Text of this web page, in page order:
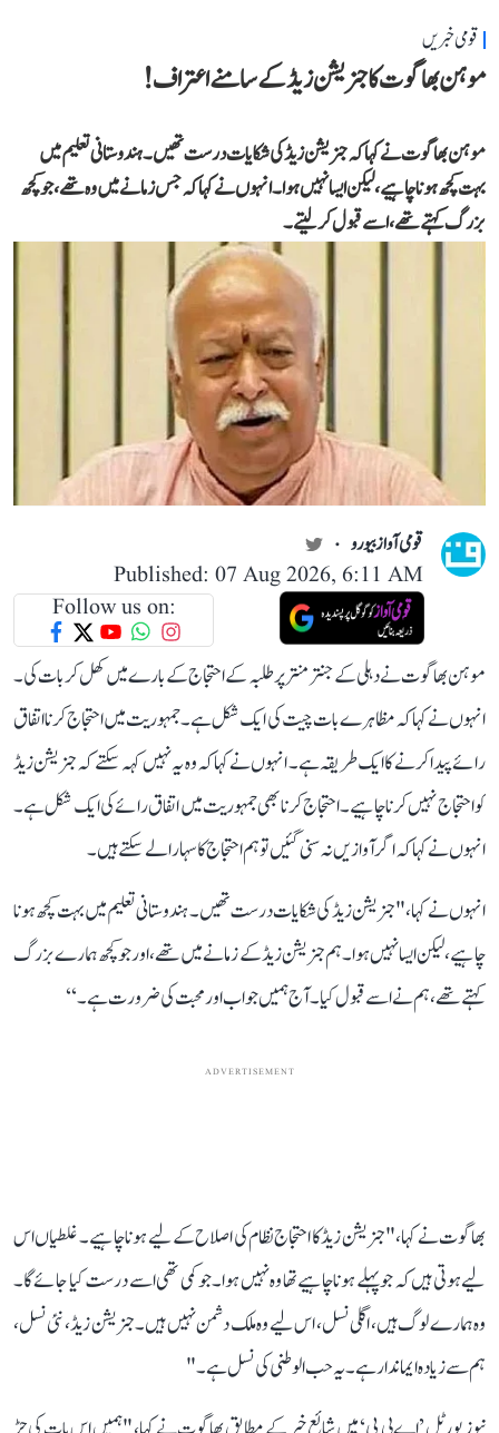
قومی خبریں
موہن بھاگوت کا جنریشن زیڈ کے سامنے اعتراف!
موہن بھاگوت نے کہاکہ جنریشن زیڈ کی شکایات درست تھیں۔ ہندوستانی تعلیم میں
بہت کچھ ہونا چاہیے، لیکن ایسا نہیں ہوا۔انہوں نے کہا کہ جس زمانے میں وہ تھے،جو کچھ
بزرگ کہتے تھے، اسے قبول کر لیتے۔
قومی آواز بیورو
Published: 07 Aug 2026, 6:11 AM
Follow us on:
موہن بھاگوت نے دہلی کے جنتر منتر پر طلبہ کے احتجاج کے بارے میں کھل کر بات کی۔
انہوں نے کہا کہ مظاہرے بات چیت کی ایک شکل ہے۔ جمہوریت میں احتجاج کرنا اتفاق
رائے پیدا کرنے کا ایک طریقہ ہے۔ انہوں نے کہا کہ وہ یہ نہیں کہہ سکتے کہ جنریشن زیڈ
کو احتجاج نہیں کرنا چاہیے۔احتجاج کرنا بھی جمہوریت میں اتفاق رائے کی ایک شکل ہے۔
انہو ں نے کہا کہ اگر آوازیں نہ سنی گئیں تو ہم احتجاج کا سہارا لے سکتے ہیں۔
انہوں نے کہا، " جنریشن زیڈ کی شکایات درست تھیں۔ ہندوستانی تعلیم میں بہت کچھ ہونا
چاہیے، لیکن ایسا نہیں ہوا۔ ہم جنریشن زیڈ کے زمانے میں تھے، اور جو کچھ ہمارے بزرگ
کہتے تھے، ہم نےاسے قبول کیا۔ آج ہمیں جواب اور محبت کی ضرورت ہے۔‘‘
ADVERTISEMENT
بھاگوت نے کہا، " جنریشن زیڈ کا احتجاج نظام کی اصلاح کے لیے ہونا چاہیے۔ غلطیاں اس
لیے ہوتی ہیں کہ جو پہلے ہونا چاہیے تھا وہ نہیں ہوا۔ جو کمی تھی اسے درست کیا جائے گا۔
وہ ہمارے لوگ ہیں، اگلی نسل، اس لیے وہ ملک دشمن نہیں ہیں۔ جنریشن زیڈ ، نئی نسل،
ہم سے زیادہ ایماندار ہے۔ یہ حب الوطنی کی نسل ہے۔"